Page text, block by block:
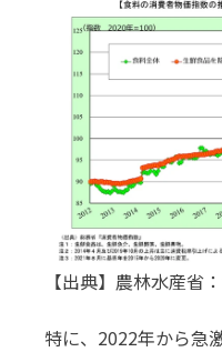
【出典】農林水産省
特に、2022年から急